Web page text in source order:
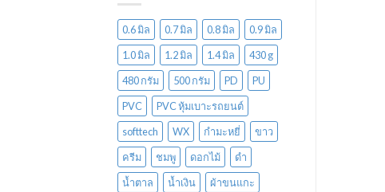
0.6 มิล 0.7 มิล 0.8 มิล
0.9 มิล
1.0 มิล
1.2 มิล 1.4 มิล
430 g
480 กรัม
500 กรัม PD
PU
PVC
PVC หุ้มเบาะรถยนต์
softtech
WX กำมะหยี่
ขาว
ครีม
ชมพู ดอกไม้
ดำ
น้ำตาล
น้ำเงิน
ผ้าขนแกะ